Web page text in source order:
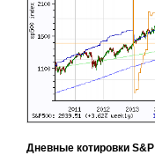
Дневные котировки